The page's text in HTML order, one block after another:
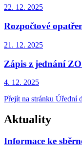
22. 12. 2025
Rozpočtové
21. 12. 2025
Zápis z jednání
4. 12. 2025
Přejít na stránku Úřední
Aktuality
Informace ke